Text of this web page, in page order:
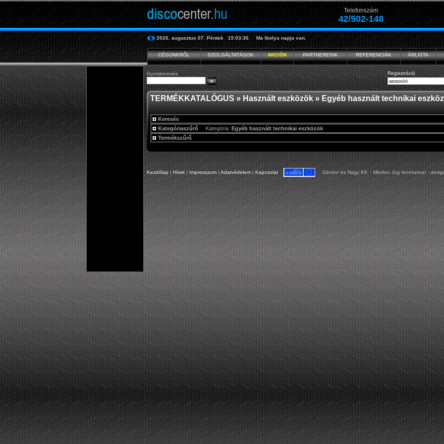
Telefonszám
42/502-148
2026. augusztus 07. Péntek15:03:37Ma Ibolya napja van.
CÉGÜNKRŐL SZOLGÁLTATÁSOK AKCIÓK PARTNEREINK REFERENCIÁK ÁRLISTA
Gyorskeresés Regisztráció
TERMÉKKATALÓGUS » Használt eszközök » Egyéb használt technikai
Keresés
Kategóriaszűrő Kategória: Egyéb használt technikai eszközök
Termékszűrő
Kezdőlap | Hírek | Impresszum | Adatvédelem | Kapcsolat Sándor és Nagy Kft. - Minden Jog fenntartva! -